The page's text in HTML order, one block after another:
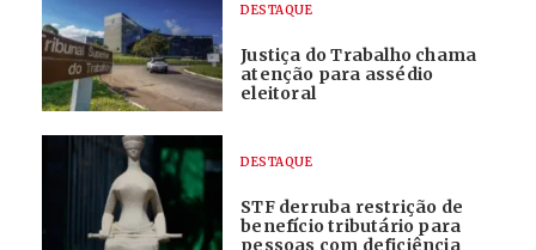
DESTAQUE
Justiça do Trabalho chama
atenção para assédio
eleitoral
DESTAQUE
STF derruba restrição de
benefício tributário para
pessoas com deficiência